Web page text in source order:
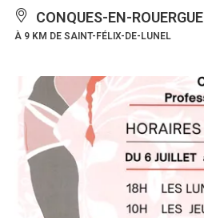
CONQUES-EN-ROUERGUE
À 9 KM DE SAINT-FÉLIX-DE-LUNEL